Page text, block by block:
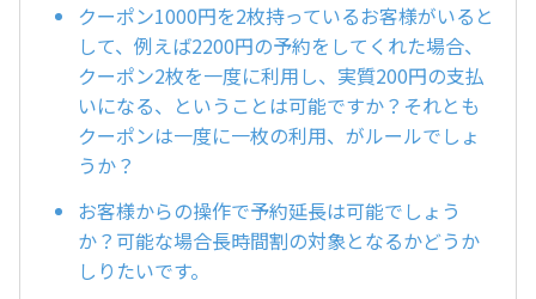
クーポン1000円を2枚持っているお客様がいると
して、例えば2200円の予約をしてくれた場合、
クーポン2枚を一度に利用し、実質200円の支払
いになる、ということは可能ですか？それとも
クーポンは一度に一枚の利用、がルールでしょ
うか？
お客様からの操作で予約延長は可能でしょう
か？可能な場合長時間割の対象となるかどうか
しりたいです。